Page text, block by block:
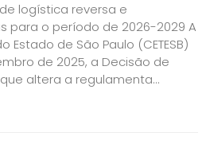
de logística reversa e
para o período de 2026-2029 A
de São Paulo (CETESB)
de 2025, a Decisão de
altera a regulamenta...